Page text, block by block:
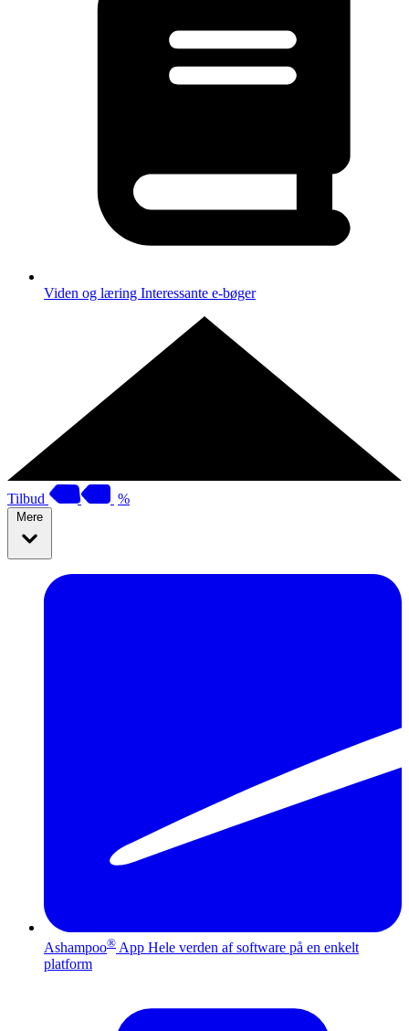
Viden og læring Interessante e-bøger
Tilbud %
Mere
Ashampoo® App Hele verden af software på en enkelt
platform